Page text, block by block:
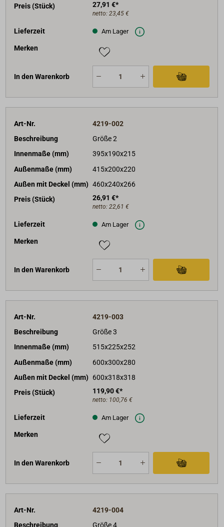
Preis (Stück)
27,91 €*
netto: 23,45 €
Lieferzeit Am Lager
Merken
In den Warenkorb
Art-Nr.
4219-002
Beschreibung
Größe 2
Innenmaße (mm)
395x190x215
Außenmaße (mm)
415x200x220
Außen mit Deckel (mm) 460x240x266
Preis (Stück)
26,91 €*
netto: 22,61 €
Lieferzeit Am Lager
Merken
In den Warenkorb
Art-Nr.
4219-003
Beschreibung
Größe 3
Innenmaße (mm)
515x225x252
Außenmaße (mm)
600x300x280
Außen mit Deckel (mm) 600x318x318
Preis (Stück)
119,90 €*
netto: 100,76 €
Lieferzeit Am Lager
Merken
In den Warenkorb
Art-Nr.
4219-004
Beschreibung
Größe 4